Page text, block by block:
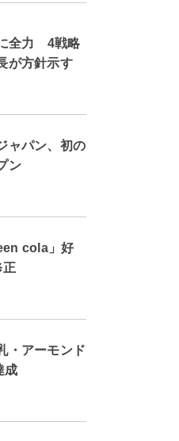
全力 4戦略
が方針示す
ャパン、初の
ン
cola」好
・アーモンド
成